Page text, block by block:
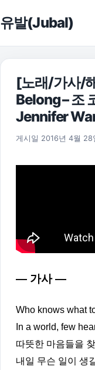
유발(Jubal)
[노래/가사/
Belong – 조
Jennifer
게시일 2016년 4월 28
— 가사 —
Who knows what
In a world, few
따뜻한 마음들을
내일 무슨 일이 생